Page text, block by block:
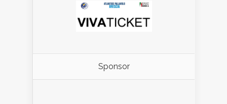
Sponsor